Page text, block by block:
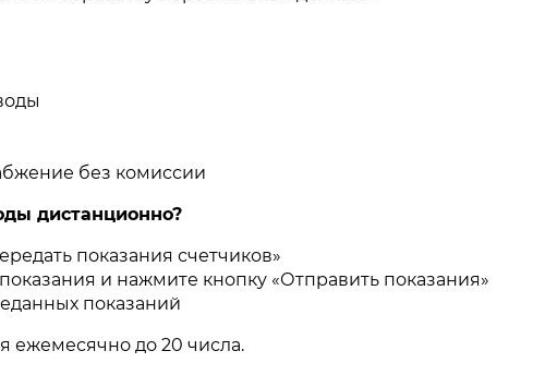
без комиссии
дистанционно?
показания счетчиков»
и нажмите кнопку «Отправить показания»
показаний
ежемесячно до 20 числа.